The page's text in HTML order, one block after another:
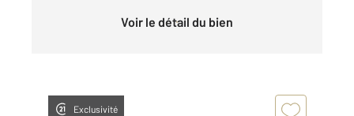
Voir le détail du bien
Exclusivité